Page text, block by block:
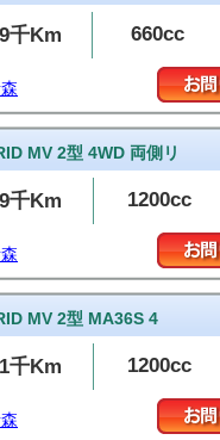
千Km 660cc
MV 2型 4WD 両側リ
千Km 1200cc
MV 2型 MA36S 4
千Km 1200cc